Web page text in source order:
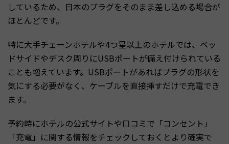
しているため、日本のプラグをそのまま差し込める場合が
ほとんどです。
特に大手チェーンホテルや4つ星以上のホテルでは、ベッ
ドサイドやデスク周りにUSBポートが備え付けられている
ことも増えています。USBポートがあればプラグの形状を
気にする必要がなく、ケーブルを直接挿すだけで充電でき
ます。
予約時にホテルの公式サイトや口コミで「コンセント」
「充電」に関する情報をチェックしておくとより確実で